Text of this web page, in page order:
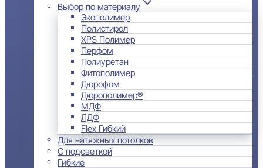
Выбор по материалу
Экополимер
Полистирол
XPS Полимер
Перфом
Полиуретан
Фитополимер
Дюрофом
Дюрополимер®
МДФ
ЛДФ
Flex Гибкий
Для натяжных потолков
С подсветкой
Гибкие